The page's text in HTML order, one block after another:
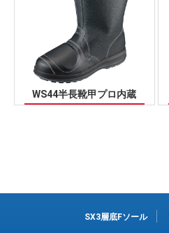
WS44半長靴甲プロ内蔵
SX3層底Fソール